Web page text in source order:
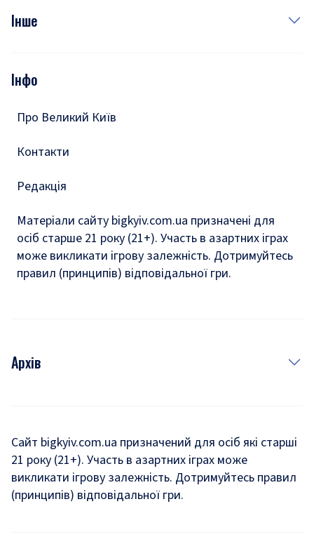
Фото
Подкасти
Інше
Тести
Інфо
Про Великий Київ
Контакти
Редакція
Матеріали сайту bigkyiv.com.ua призначені для
осіб старше 21 року (21+). Участь в азартних іграх
може викликати ігрову залежність. Дотримуйтесь
правил (принципів) відповідальної гри.
Архів
Комуналка
Хроніки війни
Сайт bigkyiv.com.ua призначений для осіб які старші
21 року (21+). Участь в азартних іграх може
викликати ігрову залежність. Дотримуйтесь правил
(принципів) відповідальної гри.